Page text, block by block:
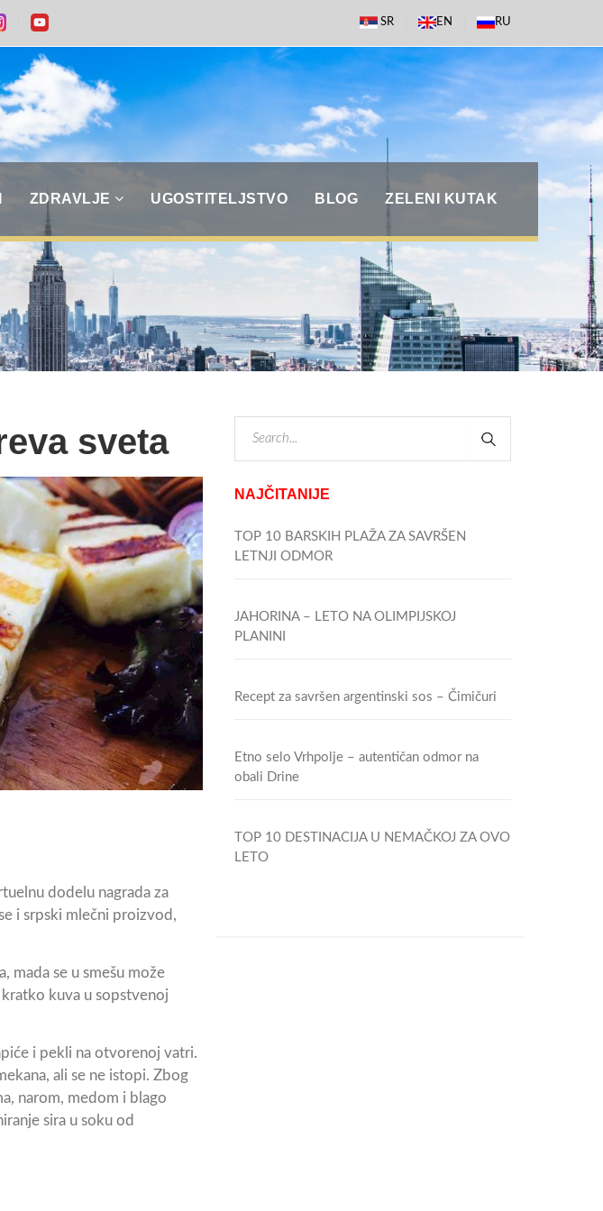
SR EN RU
ZDRAVLJE UGOSTITELJSTVO BLOG ZELENI KUTAK
sveta
dodelu nagrada za
i srpski mlečni proizvod,
mada se u smešu može
kuva u sopstvenoj
i pekli na otvorenoj vatri.
ali se ne istopi. Zbog
narom, medom i blago
sira u soku od
NAJČITANIJE
TOP 10 BARSKIH PLAŽA ZA SAVRŠEN
LETNJI ODMOR
JAHORINA – LETO NA OLIMPIJSKOJ
PLANINI
Recept za savršen argentinski sos – Čimičuri
Etno selo Vrhpolje – autentičan odmor na
obali Drine
TOP 10 DESTINACIJA U NEMAČKOJ ZA OVO
LETO